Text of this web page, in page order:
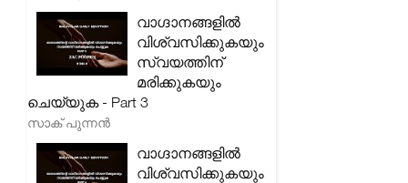
വാഗ്ദാനങ്ങളിൽ
വിശ്വസിക്കുകയും
സ്വയത്തിന്
മരിക്കുകയും
ചെയ്യുക - Part 3
സാക് പുന്നൻ
വാഗ്ദാനങ്ങളിൽ
വിശ്വസിക്കുകയും